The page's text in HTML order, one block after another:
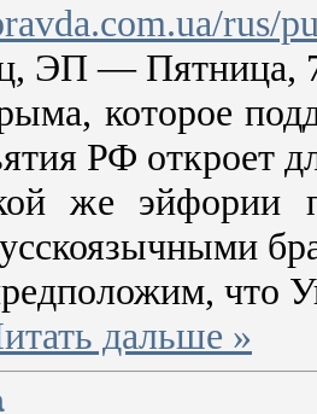
rus/
ЭП — Пятница,
которое
РФ откроет
же эйфории
что
дальше »